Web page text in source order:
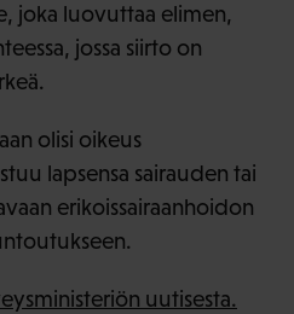
joka luovuttaa elimen,
jossa siirto on
olisi oikeus
lapsensa sairauden tai
erikoissairaanhoidon
uutisesta.